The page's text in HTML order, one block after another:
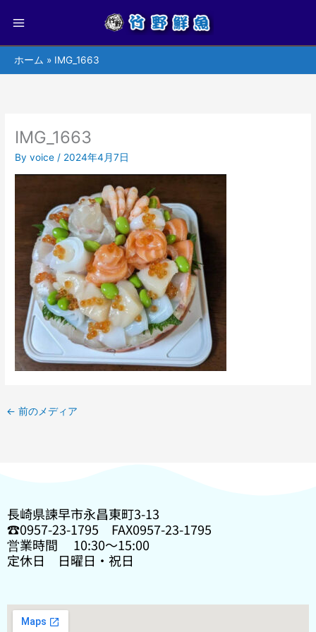
ホーム IMG_1663
IMG_1663
Byvoice / 2024年4月7日
← 前のメディア
長崎県諫早市永昌東町3-13
☎0957-23-1795 FAX0957-23-1795
営業時間 10:30〜15:00
定休日 日曜日・祝日